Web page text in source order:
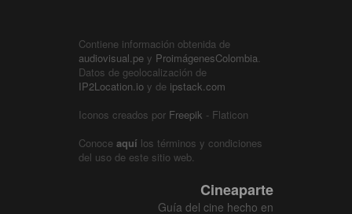
Contiene información obtenida de
audiovisual.pe y ProimágenesColombia.
Datos de geolocalización de
IP2Location.io y de ipstack.com
Iconos creados por Freepik - Flaticon
Conoce aquí los términos y condiciones
del uso de este sitio web.
Cineaparte
Guía del cine hecho en